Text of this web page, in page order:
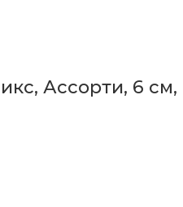
Ассорти, 6 см,